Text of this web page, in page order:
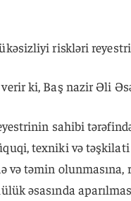
riskləri
ki, Baş nazir Əli
sahibi
texniki və
və təmin
əsasında